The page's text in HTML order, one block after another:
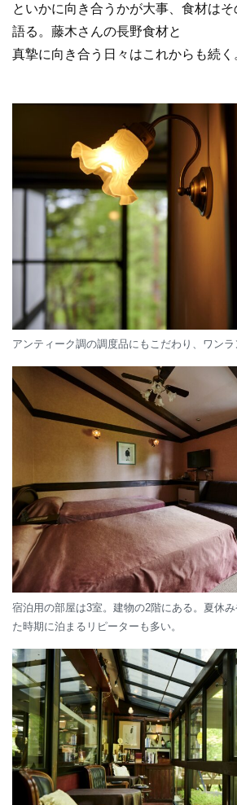
といかに向き合うかが大事、食材は
語る。藤木さんの長野食材と
真摯に向き合う日々はこれからも続く
アンティーク調の調度品にもこだわり、ワンラ
宿泊用の部屋は3室。建物の2階にある。夏休
た時期に泊まるリピーターも多い。